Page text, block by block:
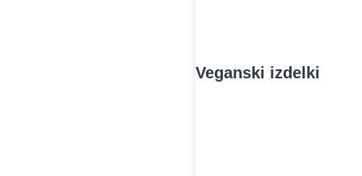
Veganski izdelki